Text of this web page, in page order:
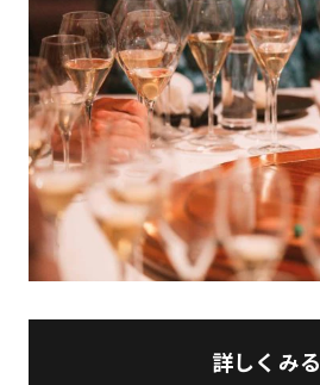
詳しくみる